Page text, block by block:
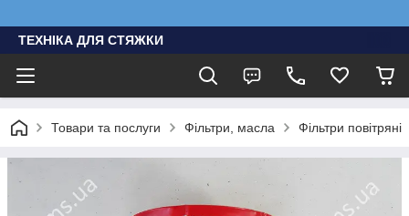
ТЕХНІКА ДЛЯ СТЯЖКИ
Товари та послуги Фільтри, масла Фільтри повітряні